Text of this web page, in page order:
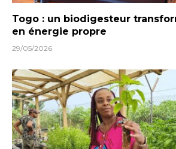
Togo : un biodigesteur
en énergie propre
29/05/2026